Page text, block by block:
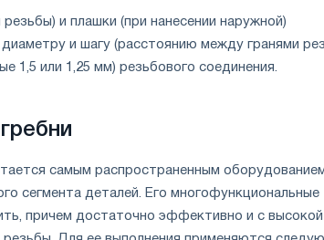
и плашки (при нанесении наружной)
и шагу (расстоянию между гранями
1,5 или 1,25 мм) резьбового соединения.
самым распространенным
сегмента деталей. Его многофункциональные
причем достаточно эффективно и с высокой